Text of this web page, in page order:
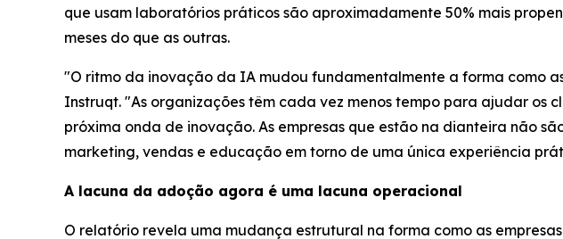
que usam laboratórios práticos são aproximadamente 50% mais
meses do que as outras.
"O ritmo da inovação da IA mudou fundamentalmente a forma como
Instruqt. "As organizações têm cada vez menos tempo para ajudar os
próxima onda de inovação. As empresas que estão na dianteira não
marketing, vendas e educação em torno de uma única experiência
A lacuna da adoção agora é uma lacuna operacional
O relatório revela uma mudança estrutural na forma como as